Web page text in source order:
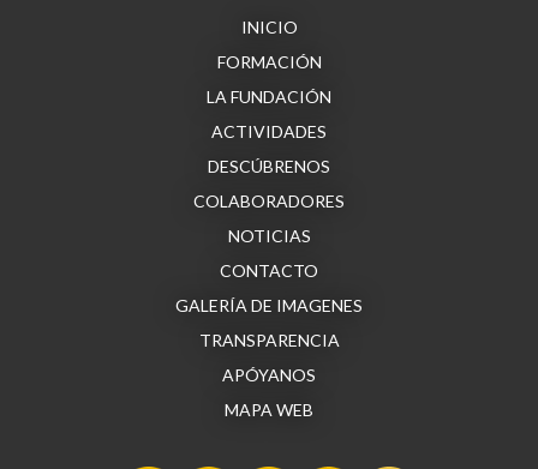
INICIO
FORMACIÓN
LA FUNDACIÓN
ACTIVIDADES
DESCÚBRENOS
COLABORADORES
NOTICIAS
CONTACTO
GALERÍA DE IMAGENES
TRANSPARENCIA
APÓYANOS
MAPA WEB